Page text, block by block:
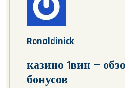
Ronaldinick
казино 1вин —
бонусов